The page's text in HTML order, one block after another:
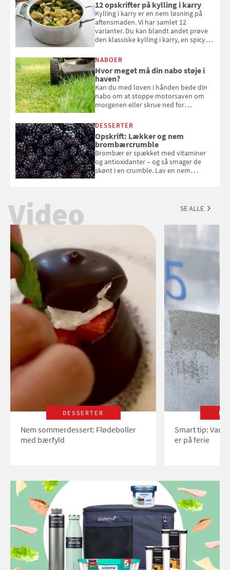
verdensarvsliste
12 opskrifter på kylling i karry
Kylling i karry er en nem løsning på
aftensmaden. Vi har samlet 12
varianter. Du kan blandt andet prøve
den klassiske kylling i karry, en spicy
Velbekomme!
NABOER
Hvor meget må din nabo støje i
haven?
Kan du med loven i hånden bede din
nabo om at stoppe motorsaven om
morgenen eller skrue ned for
svar her
DESSERTER
Opskrift: Lækker og nem
brombærcrumble
Brombær er spækket med vitaminer
og antioxidanter – og så smager de
skønt i en crumble. Lav en nem
Video SE ALLE
DESSERTER
Nem sommerdessert: Flødeboller
med bærfyld
Smart tip:
er på ferie